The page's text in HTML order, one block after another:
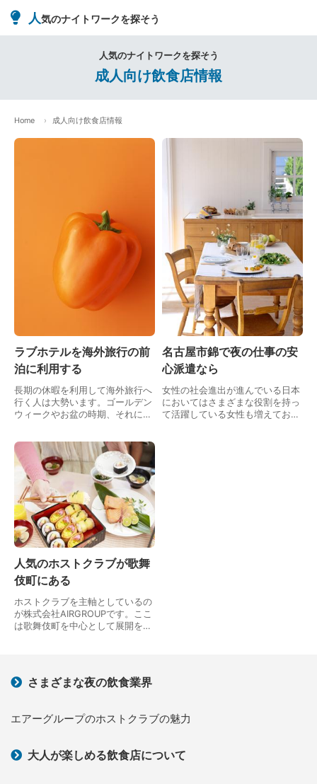
人気のナイトワークを探そう
人気のナイトワークを探そう
成人向け飲食店情報
Home 成人向け飲食店情報
ラブホテルを海外旅行の前
泊に利用する
長期の休暇を利用して海外旅行へ
行く人は大勢います。ゴールデン
ウィークやお盆の時期、それに年
ょう。中には恋人同士で海外へ行
く人も居られるはずで…
名古屋市錦で夜の仕事の安
心派遣なら
女性の社会進出が進んでいる日本
においてはさまざまな役割を持っ
て活躍している女性も増えてお
人気のホストクラブが歌舞
伎町にある
ホストクラブを主軸としているの
が株式会社AIRGROUPです。ここ
は歌舞伎町を中心として展開をし
さまざまな夜の飲食業界
エアーグループのホストクラブの魅力
大人が楽しめる飲食店について